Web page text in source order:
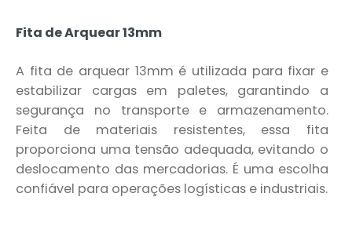
Fita de Arquear 13mm
A fita de arquear 13mm é utilizada para fixar e
estabilizar cargas em paletes, garantindo a
segurança no transporte e armazenamento.
Feita de materiais resistentes, essa fita
proporciona uma tensão adequada, evitando o
deslocamento das mercadorias. É uma escolha
confiável para operações logísticas e industriais.